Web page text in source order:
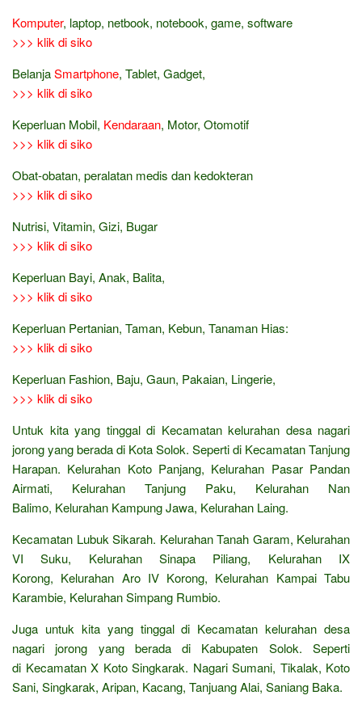
Komputer, laptop, netbook, notebook, game, software
>>> klik di siko
BelanjaSmartphone, Tablet, Gadget,
>>> klik di siko
Keperluan Mobil, Kendaraan, Motor, Otomotif
>>> klik di siko
Obat-obatan, peralatan medis dan kedokteran
>>> klik di siko
Nutrisi, Vitamin, Gizi, Bugar
>>> klik di siko
Keperluan Bayi, Anak, Balita,
>>> klik di siko
Keperluan Pertanian, Taman, Kebun, Tanaman Hias:
>>> klik di siko
Keperluan Fashion, Baju, Gaun, Pakaian, Lingerie,
>>> klik di siko
Untuk kita yang tinggal di Kecamatan kelurahan desa nagari
jorong yang berada di Kota Solok. Seperti di Kecamatan Tanjung
Harapan. Kelurahan Koto Panjang, Kelurahan Pasar Pandan
Airmati, Kelurahan Tanjung Paku, Kelurahan Nan
Balimo, Kelurahan Kampung Jawa, Kelurahan Laing.
Kecamatan Lubuk Sikarah. Kelurahan Tanah Garam, Kelurahan
VI Suku, Kelurahan Sinapa Piliang, Kelurahan IX
Korong, Kelurahan Aro IV Korong, Kelurahan Kampai Tabu
Karambie, Kelurahan Simpang Rumbio.
Juga untuk kita yang tinggal di Kecamatan kelurahan desa
nagari jorong yang berada di Kabupaten Solok. Seperti
di Kecamatan X Koto Singkarak. Nagari Sumani, Tikalak, Koto
Sani, Singkarak, Aripan, Kacang, Tanjuang Alai, Saniang Baka.